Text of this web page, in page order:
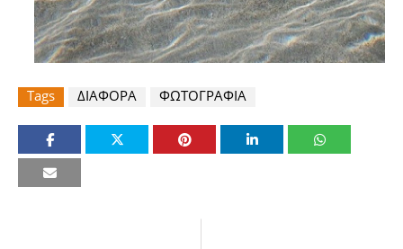
Tags ΔΙΑΦΟΡΑ ΦΩΤΟΓΡΑΦΙΑ